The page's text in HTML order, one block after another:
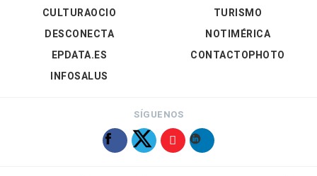
CULTURAOCIO
DESCONECTA
EPDATA.ES
INFOSALUS
TURISMO
NOTIMÉRICA
CONTACTOPHOTO
SÍGUENOS